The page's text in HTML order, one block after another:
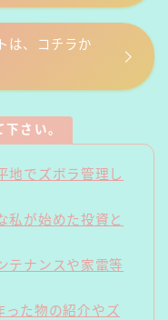
、コチラか
さい。
でズボラ管理し
が始めた投資と
ナンスや家電等
た物の紹介やズ